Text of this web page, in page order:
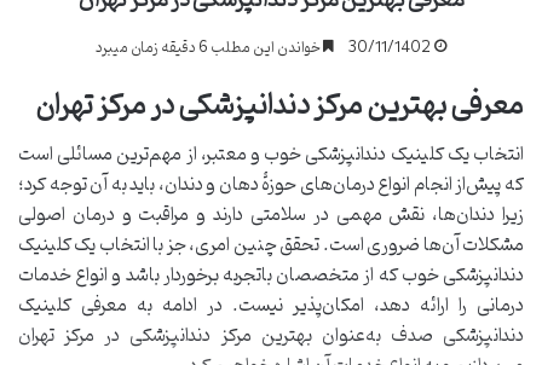
30/11/1402 خواندن این مطلب 6 دقیقه زمان میبرد
معرفی بهترین مرکز دندانپزشکی در مرکز تهران
انتخاب یک کلینیک دندانپزشکی خوب و معتبر، از مهم‌ترین مسائلی است
که پیش‌از انجام انواع درمان‌های حوزۀ دهان و دندان، باید به آن توجه کرد؛
زیرا دندان‌ها، نقش مهمی در سلامتی دارند و مراقبت و درمان اصولی
مشکلات آن‌ها ضروری است. تحقق چنین امری، جز با انتخاب یک کلینیک
دندانپزشکی خوب که از متخصصان باتجربه برخوردار باشد و انواع خدمات
درمانی را ارائه دهد، امکان‌پذیر نیست. در ادامه به معرفی کلینیک
دندانپزشکی صدف به‌عنوان بهترین مرکز دندانپزشکی در مرکز تهران